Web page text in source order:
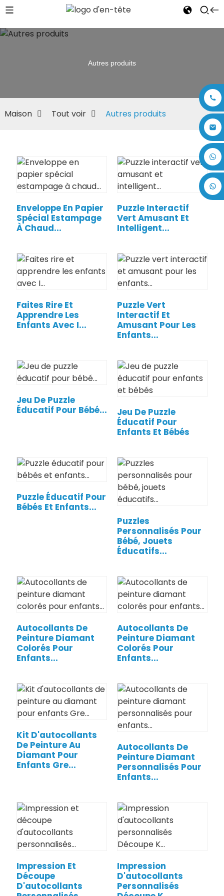
+86 17875305714
Autres produits
Maison Tout voir Autres produits
Enveloppe En Papier
Spécial Estampage
À Chaud...
Puzzle Interactif
Vert Amusant Et
Intelligent...
Faites Rire Et
Apprendre Les
Enfants Avec I...
Puzzle Vert
Interactif Et
Amusant Pour Les
Enfants...
Jeu De Puzzle
Éducatif Pour Bébé...
Jeu De Puzzle
Éducatif Pour
Enfants Et Bébés
Puzzle Éducatif Pour
Bébés Et Enfants...
Puzzles
Personnalisés Pour
Bébé, Jouets
Éducatifs...
Autocollants De
Peinture Diamant
Colorés Pour
Enfants...
Autocollants De
Peinture Diamant
Colorés Pour
Enfants...
Kit D'autocollants
De Peinture Au
Diamant Pour
Enfants Gre...
Autocollants De
Peinture Diamant
Personnalisés Pour
Enfants...
Impression Et
Découpe
D'autocollants
Impression
D'autocollants
Personnalisés